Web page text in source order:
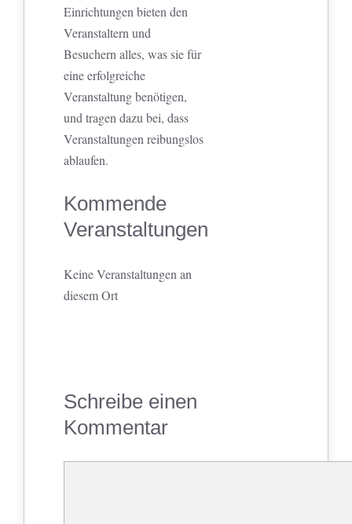
Einrichtungen bieten den
Veranstaltern und
Besuchern alles, was sie für
eine erfolgreiche
Veranstaltung benötigen,
und tragen dazu bei, dass
Veranstaltungen reibungslos
ablaufen.
Kommende
Veranstaltungen
Keine Veranstaltungen an
diesem Ort
Schreibe einen
Kommentar